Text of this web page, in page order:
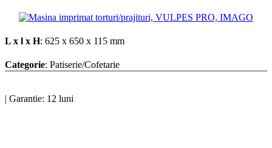
L x l x H: 625 x 650 x 115 mm
Categorie: Patiserie/Cofetarie
| Garantie: 12 luni